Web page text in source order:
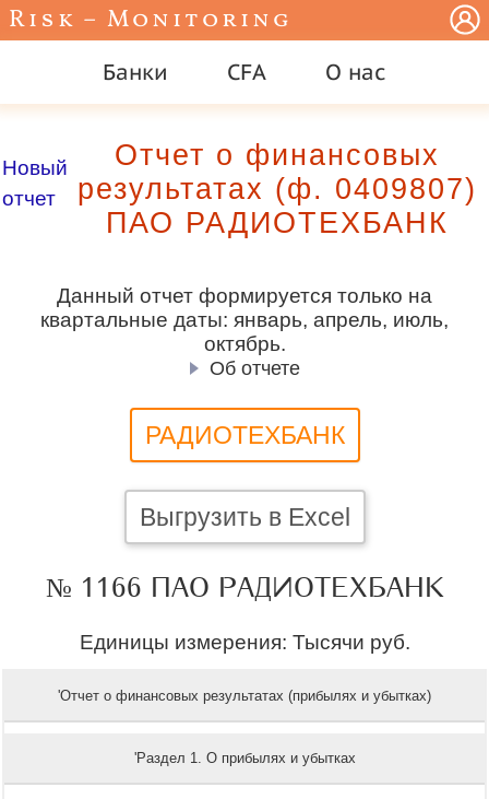
Risk – Monitoring
Банки CFA О нас
Новый
отчет
Отчет о финансовых
результатах (ф. 0409807)
ПАО РАДИОТЕХБАНК
Данный отчет формируется только на
квартальные даты: январь, апрель, июль,
октябрь.
Об отчете
РАДИОТЕХБАНК
Выгрузить в Excel
№ 1166 ПАО РАДИОТЕХБАНК
Единицы измерения: Тысячи руб.
'Отчет о финансовых результатах (прибылях и убытках)
'Раздел 1. О прибылях и убытках